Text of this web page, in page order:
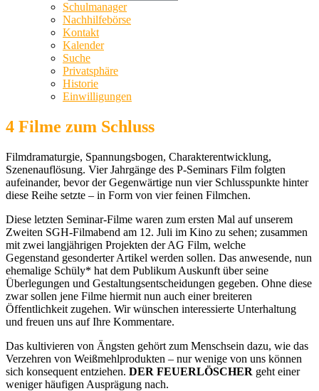
Schulmanager
Nachhilfebörse
Kontakt
Kalender
Suche
Privatsphäre
Historie
Einwilligungen
4 Filme zum Schluss
Filmdramaturgie, Spannungsbogen, Charakterentwicklung,
Szenenauflösung. Vier Jahrgänge des P-Seminars Film folgten
aufeinander, bevor der Gegenwärtige nun vier Schlusspunkte hinter
diese Reihe setzte – in Form von vier feinen Filmchen.
Diese letzten Seminar-Filme waren zum ersten Mal auf unserem
Zweiten SGH-Filmabend am 12. Juli im Kino zu sehen; zusammen
mit zwei langjährigen Projekten der AG Film, welche
Gegenstand gesonderter Artikel werden sollen. Das anwesende, nun
ehemalige Schüly* hat dem Publikum Auskunft über seine
Überlegungen und Gestaltungsentscheidungen gegeben. Ohne diese
zwar sollen jene Filme hiermit nun auch einer breiteren
Öffentlichkeit zugehen. Wir wünschen interessierte Unterhaltung
und freuen uns auf Ihre Kommentare.
Das kultivieren von Ängsten gehört zum Menschsein dazu, wie das
Verzehren von Weißmehlprodukten – nur wenige von uns können
sich konsequent entziehen. DER FEUERLÖSCHER geht einer
weniger häufigen Ausprägung nach.